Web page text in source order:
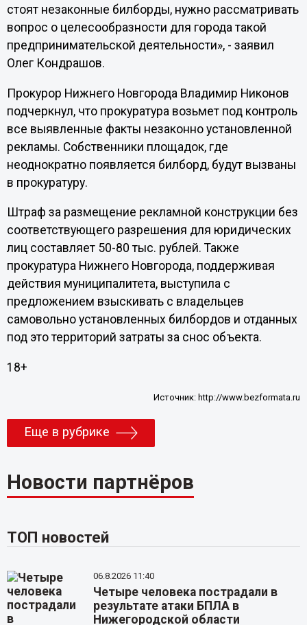
стоят незаконные билборды, нужно рассматривать
вопрос о целесообразности для города такой
предпринимательской деятельности», - заявил
Олег Кондрашов.
Прокурор Нижнего Новгорода Владимир Никонов
подчеркнул, что прокуратура возьмет под контроль
все выявленные факты незаконно установленной
рекламы. Собственники площадок, где
неоднократно появляется билборд, будут вызваны
в прокуратуру.
Штраф за размещение рекламной конструкции без
соответствующего разрешения для юридических
лиц составляет 50-80 тыс. рублей. Также
прокуратура Нижнего Новгорода, поддерживая
действия муниципалитета, выступила с
предложением взыскивать с владельцев
самовольно установленных билбордов и отданных
под это территорий затраты за снос объекта.
18+
Источник:http://www.bezformata.ru
Еще в рубрике
Новости партнёров
ТОП новостей
06.8.2026 11:40
Четыре человека пострадали в
результате атаки БПЛА в
Нижегородской области